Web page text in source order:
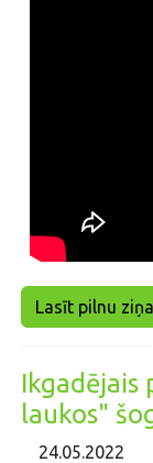
Lasīt pilnu
Ikgadējais
laukos"
24.05.2022